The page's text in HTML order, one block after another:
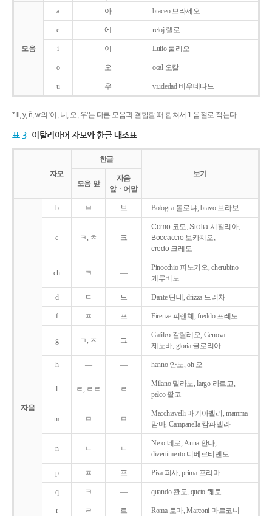
모음
a 아 braceo 브라세오
e 에 reloj 렐로
i 이 Lulio 룰리오
o 오 ocal 오칼
u 우 viudedad 비우데다드
* ll, y, ñ, w의 '이, 니, 오, 우'는 다른 모음과 결합할 때 합쳐서 1 음절로 적는다.
표 3 이탈리아어 자모와 한글 대조표
자모
한글
보기
모음 앞
자음
앞ㆍ어말
자음
b ㅂ 브 Bologna 볼로냐, bravo 브라보
c ㅋ, ㅊ 크
Como 코모, Sicilia 시칠리아,
Boccaccio 보카치오,
credo 크레도
ch ㅋ ―
Pinocchio 피노키오, cherubino
케루비노
d ㄷ 드 Dante 단테, drizza 드리차
f ㅍ 프 Firenze 피렌체, freddo 프레도
g ㄱ, ㅈ 그
Galileo 갈릴레오, Genova
제노바, gloria 글로리아
h ― ― hanno 안노, oh 오
l ㄹ, ㄹㄹ ㄹ
Milano 밀라노, largo 라르고,
palco 팔코
m ㅁ ㅁ
Macchiavelli 마키아벨리, mamma
맘마, Campanella 캄파넬라
n ㄴ ㄴ
Nero 네로, Anna 안나,
divertimento 디베르티멘토
p ㅍ 프 Pisa 피사, prima 프리마
q ㅋ ― quando 콴도, queto 퀘토
r ㄹ 르 Roma 로마, Marconi 마르코니